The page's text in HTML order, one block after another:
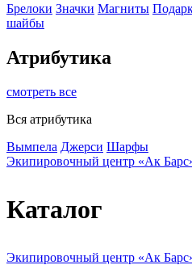
Брелоки Значки Магниты
шайбы
Атрибутика
смотреть все
Вся атрибутика
Вымпела Джерси Шарфы
Экипировочный центр «Ак
Каталог
Экипировочный центр «Ак